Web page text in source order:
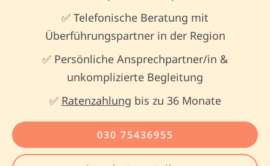
✅ Telefonische Beratung mit
Überführungspartner in der Region
✅ Persönliche Ansprechpartner/in &
unkomplizierte Begleitung
✅ Ratenzahlung bis zu 36 Monate
030 75436955